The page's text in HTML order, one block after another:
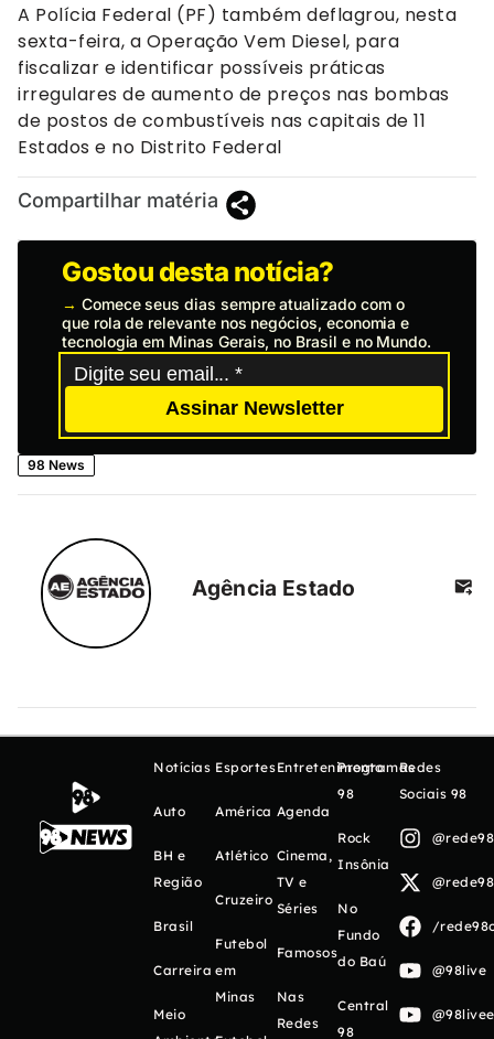
A Polícia Federal (PF) também deflagrou, nesta
sexta-feira, a Operação Vem Diesel, para
fiscalizar e identificar possíveis práticas
irregulares de aumento de preços nas bombas
de postos de combustíveis nas capitais de 11
Estados e no Distrito Federal
Compartilhar matéria
Gostou desta notícia?
→ Comece seus dias sempre atualizado com o
que rola de relevante nos negócios, economia e
tecnologia em Minas Gerais, no Brasil e no Mundo.
Assinar Newsletter
98 News
Agência Estado
Notícias
Auto
BH e
Região
Brasil
Carreira
Meio
Esportes
América
Atlético
Cruzeiro
Futebol
em
Minas
Entretenimento
Agenda
Cinema,
TV e
Séries
Famosos
Nas
Redes
Programas
98
Rock
Insônia
No
Fundo
do Baú
Central
98
Redes
Sociais 98
/
@98live